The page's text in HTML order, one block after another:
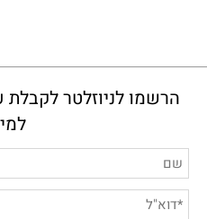
הרשמו לניוזלטר לקבלת